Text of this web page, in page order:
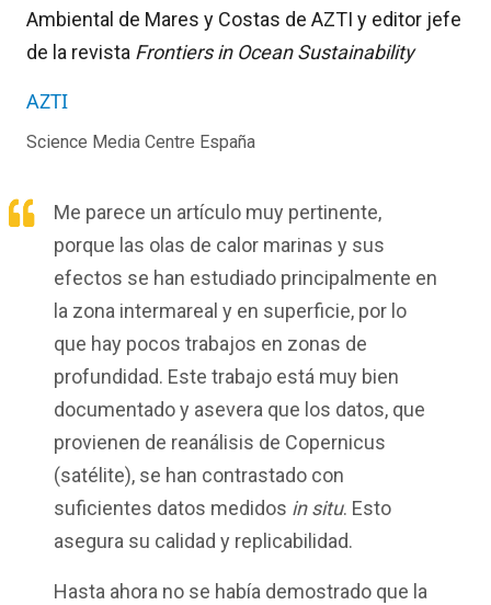
Ambiental de Mares y Costas de AZTI y editor jefe
de la revista Frontiers in Ocean Sustainability
AZTI
Science Media Centre España
Me parece un artículo muy pertinente,
porque las olas de calor marinas y sus
efectos se han estudiado principalmente en
la zona intermareal y en superficie, por lo
que hay pocos trabajos en zonas de
profundidad. Este trabajo está muy bien
documentado y asevera que los datos, que
provienen de reanálisis de Copernicus
(satélite), se han contrastado con
suficientes datos medidos in situ. Esto
asegura su calidad y replicabilidad.
Hasta ahora no se había demostrado que la